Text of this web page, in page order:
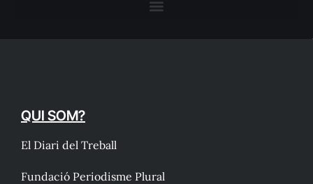
QUI SOM?
El Diari del Treball
Fundació Periodisme Plural